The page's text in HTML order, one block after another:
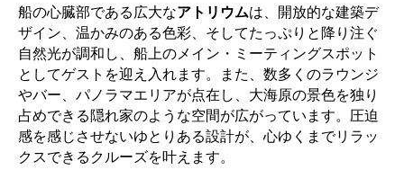
船の心臓部である広大なアトリウムは、開放的な建築デ
ザイン、温かみのある色彩、そしてたっぷりと降り注ぐ
自然光が調和し、船上のメイン・ミーティングスポット
としてゲストを迎え入れます。また、数多くのラウンジ
やバー、パノラマエリアが点在し、大海原の景色を独り
占めできる隠れ家のような空間が広がっています。圧迫
感を感じさせないゆとりある設計が、心ゆくまでリラッ
クスできるクルーズを叶えます。